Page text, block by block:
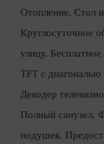
Отопление. Стол
Круглосуточное
улицу.
TFT с диагональю
Декодер
Полный санузел.
подушек.